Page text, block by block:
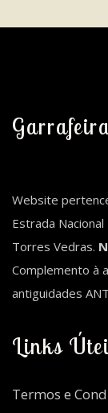
Website
Estrada
Torres Vedras.
Complemento à
antiguidades
Links
Termos e